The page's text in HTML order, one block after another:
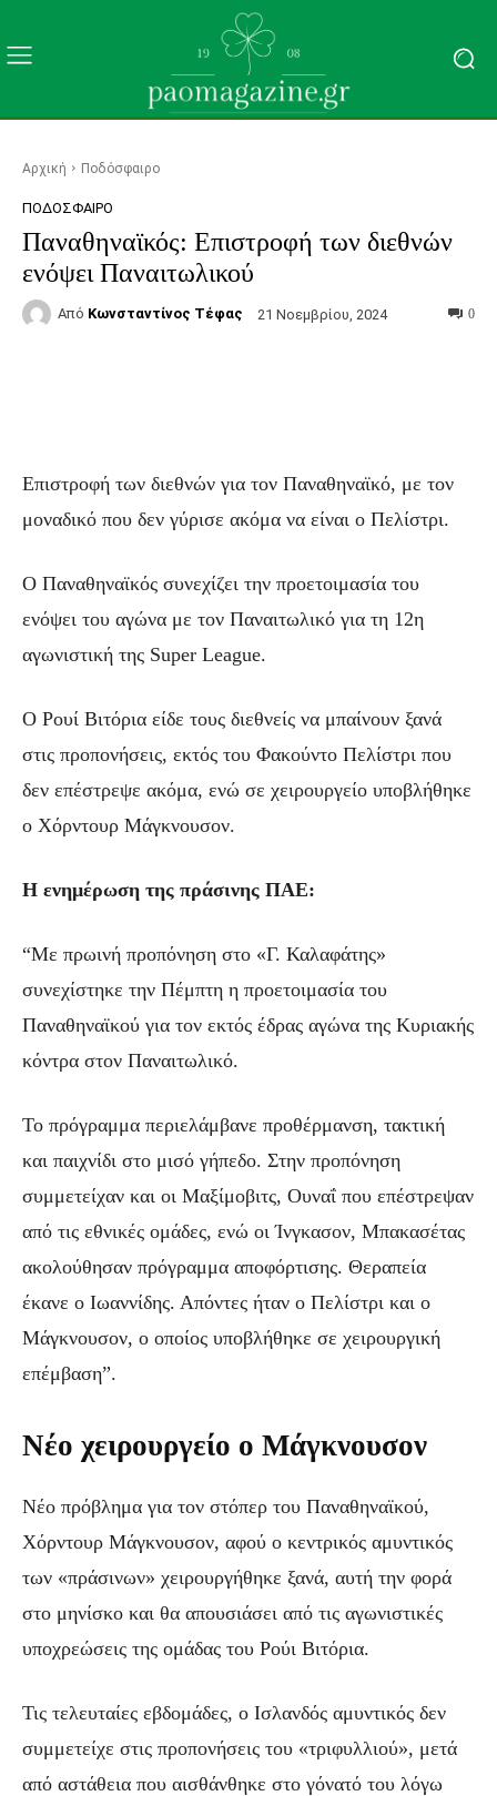
Αρχική Ποδόσφαιρο
ΠΟΔΌΣΦΑΙΡΟ
Παναθηναϊκός: Επιστροφή των διεθνών
ενόψει Παναιτωλικού
Από Κωνσταντίνος Τέφας 21 Νοεμβρίου, 2024 0
Επιστροφή των διεθνών για τον Παναθηναϊκό, με τον
μοναδικό που δεν γύρισε ακόμα να είναι ο Πελίστρι.
Ο Παναθηναϊκός συνεχίζει την προετοιμασία του
ενόψει του αγώνα με τον Παναιτωλικό για τη 12η
αγωνιστική της Super League.
Ο Ρουί Βιτόρια είδε τους διεθνείς να μπαίνουν ξανά
στις προπονήσεις, εκτός του Φακούντο Πελίστρι που
δεν επέστρεψε ακόμα, ενώ σε χειρουργείο υποβλήθηκε
ο Χόρντουρ Μάγκνουσον.
Η ενημέρωση της πράσινης ΠΑΕ:
“Με πρωινή προπόνηση στο «Γ. Καλαφάτης»
συνεχίστηκε την Πέμπτη η προετοιμασία του
Παναθηναϊκού για τον εκτός έδρας αγώνα της Κυριακής
κόντρα στον Παναιτωλικό.
Το πρόγραμμα περιελάμβανε προθέρμανση, τακτική
και παιχνίδι στο μισό γήπεδο. Στην προπόνηση
συμμετείχαν και οι Μαξίμοβιτς, Ουναΐ που επέστρεψαν
από τις εθνικές ομάδες, ενώ οι Ίνγκασον, Μπακασέτας
ακολούθησαν πρόγραμμα αποφόρτισης. Θεραπεία
έκανε ο Ιωαννίδης. Απόντες ήταν ο Πελίστρι και ο
Μάγκνουσον, ο οποίος υποβλήθηκε σε χειρουργική
επέμβαση”.
Νέο χειρουργείο ο Μάγκνουσον
Νέο πρόβλημα για τον στόπερ του Παναθηναϊκού,
Χόρντουρ Μάγκνουσον, αφού ο κεντρικός αμυντικός
των «πράσινων» χειρουργήθηκε ξανά, αυτή την φορά
στο μηνίσκο και θα απουσιάσει από τις αγωνιστικές
υποχρεώσεις της ομάδας του Ρούι Βιτόρια.
Τις τελευταίες εβδομάδες, ο Ισλανδός αμυντικός δεν
συμμετείχε στις προπονήσεις του «τριφυλλιού», μετά
από αστάθεια που αισθάνθηκε στο γόνατό του λόγω